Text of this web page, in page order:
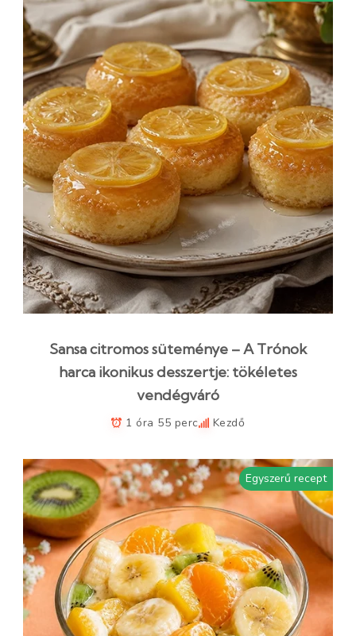
Sansa citromos süteménye – A Trónok
harca ikonikus desszertje: tökéletes
vendégváró
1 óra 55 perc Kezdő
Egyszerű recept